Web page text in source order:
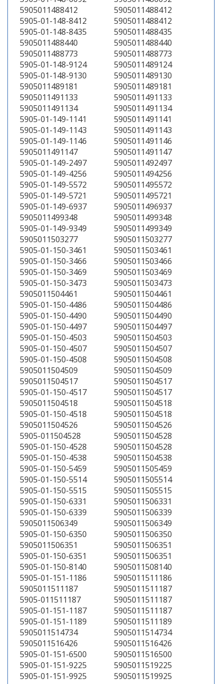
5905011488412
5905011488412
5905-01-148-8412
5905011488412
5905-01-148-8435
5905011488435
5905011488440
5905011488440
5905011488773
5905011488773
5905-01-148-9124
5905011489124
5905-01-148-9130
5905011489130
5905011489181
5905011489181
5905011491133
5905011491133
5905011491134
5905011491134
5905-01-149-1141
5905011491141
5905-01-149-1143
5905011491143
5905-01-149-1146
5905011491146
5905011491147
5905011491147
5905-01-149-2497
5905011492497
5905-01-149-4256
5905011494256
5905-01-149-5572
5905011495572
5905-01-149-5721
5905011495721
5905-01-149-6937
5905011496937
5905011499348
5905011499348
5905-01-149-9349
5905011499349
5905011503277
5905011503277
5905-01-150-3461
5905011503461
5905-01-150-3466
5905011503466
5905-01-150-3469
5905011503469
5905-01-150-3473
5905011503473
5905011504461
5905011504461
5905-01-150-4486
5905011504486
5905-01-150-4490
5905011504490
5905-01-150-4497
5905011504497
5905-01-150-4503
5905011504503
5905-01-150-4507
5905011504507
5905-01-150-4508
5905011504508
5905011504509
5905011504509
5905011504517
5905011504517
5905-01-150-4517
5905011504517
5905011504518
5905011504518
5905-01-150-4518
5905011504518
5905011504526
5905011504526
5905-011504528
5905011504528
5905-01-150-4528
5905011504528
5905-01-150-4538
5905011504538
5905-01-150-5459
5905011505459
5905-01-150-5514
5905011505514
5905-01-150-5515
5905011505515
5905-01-150-6331
5905011506331
5905-01-150-6339
5905011506339
5905011506349
5905011506349
5905-01-150-6350
5905011506350
5905011506351
5905011506351
5905-01-150-6351
5905011506351
5905-01-150-8140
5905011508140
5905-01-151-1186
5905011511186
5905011511187
5905011511187
5905-011511187
5905011511187
5905-01-151-1187
5905011511187
5905-01-151-1189
5905011511189
5905011514734
5905011514734
5905011516426
5905011516426
5905-01-151-6500
5905011516500
5905-01-151-9225
5905011519225
5905-01-151-9925
5905011519925